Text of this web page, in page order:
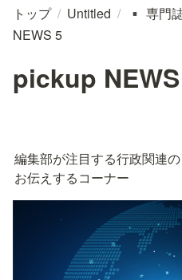
トップ / Untitled / ▪️ 専門
NEWS 5
pickup
編集部が注目する行政関連
お伝えするコーナー